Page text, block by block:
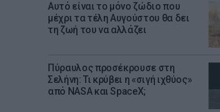
Αυτό είναι το μόνο ζώδιο που
μέχρι τα τέλη Αυγούστου θα δει
τη ζωή του να αλλάζει
Πύραυλος προσέκρουσε στη
Σελήνη: Τι κρύβει η «σιγή ιχθύος»
από NASA και SpaceX;